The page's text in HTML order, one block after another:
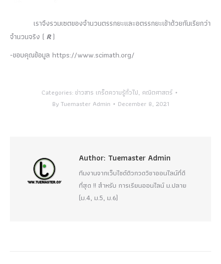
เราจึงรวมเซตของจำนวนตรรกยะและอตรรกยะเข้าด้วยกันเรียกว่า
จำนวนจริง ( R)
-ขอบคุณข้อมูล https://www.scimath.org/
Categories: ข่าวสาร เกร็ดความรู้ทั่วไป, คณิตศาสตร์
ByTuemaster Admin December 8, 2021
Author: Tuemaster Admin
ทีมงานจากเว็บไซต์ติวกวดวิชาออนไลน์ที่ดี
ที่สุด !! สำหรับ การเรียนออนไลน์ ม.ปลาย
(ม.4, ม.5, ม.6)